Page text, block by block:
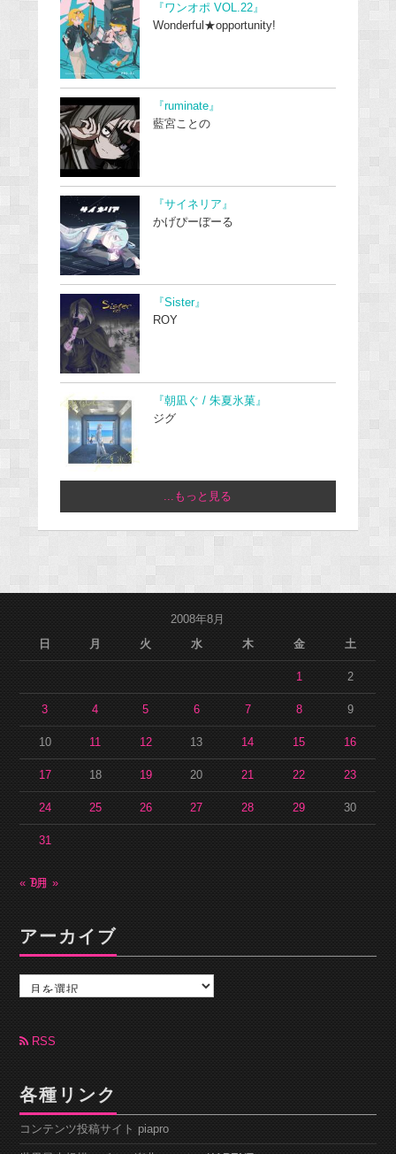
『ワンオポ VOL.22』
Wonderful★opportunity!
『ruminate』
藍宮ことの
『サイネリア』
かげぴーぼーる
『Sister』
ROY
『朝凪ぐ / 朱夏氷菓』
ジグ
...もっと見る
2008年8月
日
月 火 水 木 金 土
1 2
3 4 5 6 7 8 9
10 11 12 13 14 15 16
17 18 19 20 21 22 23
24 25 26 27 28 29 30
31
« 7月9月 »
アーカイブ
カ
ブ RSS
各種リンク
コンテンツ投稿サイト piapro